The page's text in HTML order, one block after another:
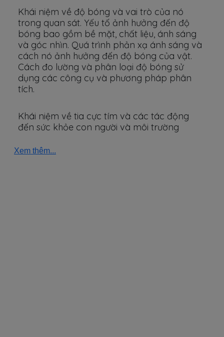
Khái niệm về độ bóng và vai trò của nó
trong quan sát. Yếu tố ảnh hưởng đến độ
bóng bao gồm bề mặt, chất liệu, ánh sáng
và góc nhìn. Quá trình phản xạ ánh sáng và
cách nó ảnh hưởng đến độ bóng của vật.
Cách đo lường và phân loại độ bóng sử
dụng các công cụ và phương pháp phân
tích.
Khái niệm về tia cực tím và các tác động
đến sức khỏe con người và môi trường
Xem thêm...